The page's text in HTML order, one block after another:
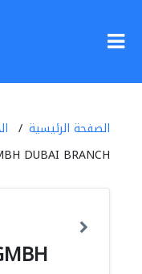
الصفحة الرئيسية
DUBAI BRANCH